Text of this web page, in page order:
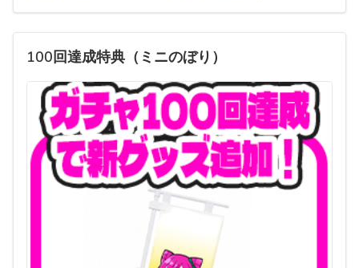
100回達成特典（ミニのぼり）